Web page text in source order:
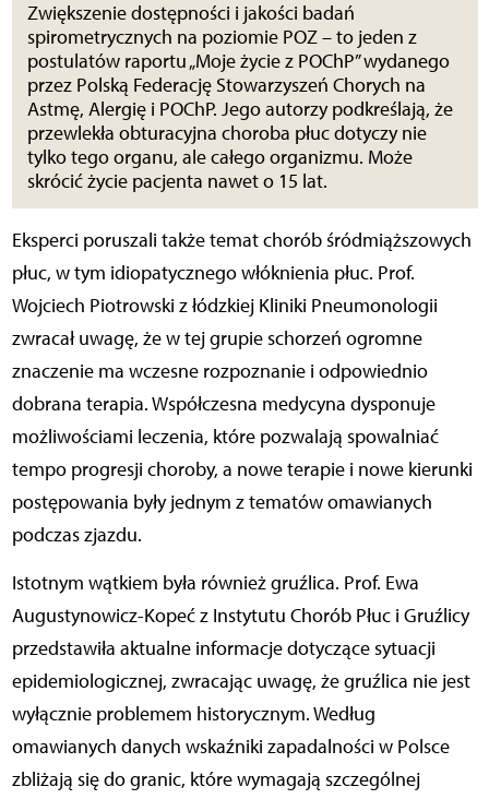
Zwiększenie dostępności i jakości badań
spirometrycznych na poziomie POZ – to jeden z
postulatów raportu „Moje życie z POChP” wydanego
przez Polską Federację Stowarzyszeń Chorych na
Astmę, Alergię i POChP. Jego autorzy podkreślają, że
przewlekła obturacyjna choroba płuc dotyczy nie
tylko tego organu, ale całego organizmu. Może
skrócić życie pacjenta nawet o 15 lat.
Eksperci poruszali także temat chorób śródmiąższowych
płuc, w tym idiopatycznego włóknienia płuc. Prof.
Wojciech Piotrowski z łódzkiej Kliniki Pneumonologii
zwracał uwagę, że w tej grupie schorzeń ogromne
znaczenie ma wczesne rozpoznanie i odpowiednio
dobrana terapia. Współczesna medycyna dysponuje
możliwościami leczenia, które pozwalają spowalniać
tempo progresji choroby, a nowe terapie i nowe kierunki
postępowania były jednym z tematów omawianych
podczas zjazdu.
Istotnym wątkiem była również gruźlica. Prof. Ewa
Augustynowicz-Kopeć z Instytutu Chorób Płuc i Gruźlicy
przedstawiła aktualne informacje dotyczące sytuacji
epidemiologicznej, zwracając uwagę, że gruźlica nie jest
wyłącznie problemem historycznym. Według
omawianych danych wskaźniki zapadalności w Polsce
zbliżają się do granic, które wymagają szczególnej